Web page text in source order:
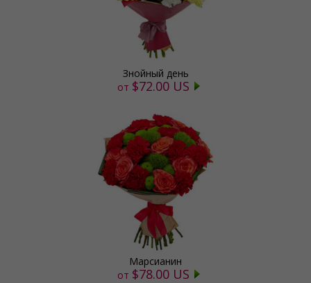
Знойный день
от $72.00 US
Марсианин
от $78.00 US